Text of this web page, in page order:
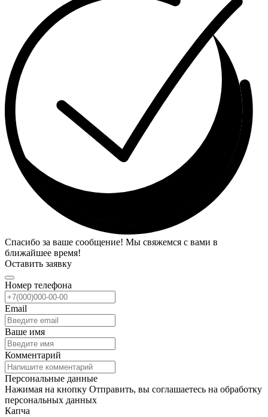
Спасибо за ваше сообщение! Мы свяжемся с вами в
ближайшее время!
Оставить заявку
Номер телефона
Email
Ваше имя
Комментарий
Персональные данные
Нажимая на кнопку Отправить, вы соглашаетесь на обработку
персональных данных
Капча